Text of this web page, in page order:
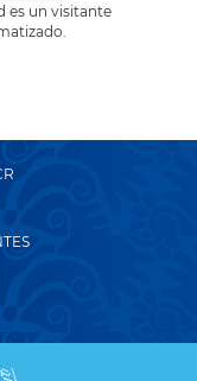
es un visitante